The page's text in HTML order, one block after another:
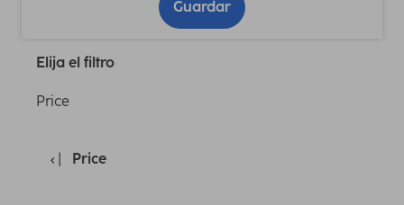
Guardar
Elija el filtro
Price
Price